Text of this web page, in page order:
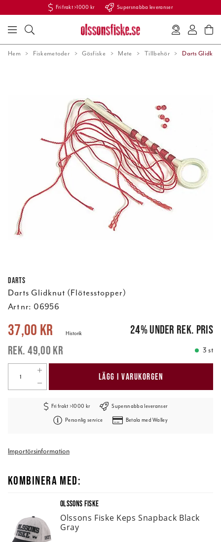
Fri frakt >1000 kr Supersnabba leveranser
Hem Fiskemetoder Gösfiske Mete Tillbehör Darts
Darts
Darts Glidknut (Flötesstopper)
Art nr: 06956
Nuvarande pris: 49,00 kr
37,00 kr
49,00 kr
Historik 24%under rek. pris
3 st
LÄGG I VARUKORGEN
Fri frakt >1000 kr Supersnabba leveranser
Personlig service Betala med Walley
Importörsinformation
KOMBINERA MED:
OLSSONS FISKE
Olssons Fiske Keps Snapback Black
Gray